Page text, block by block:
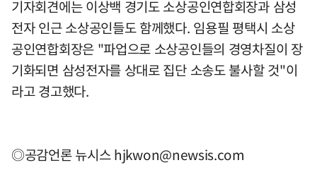
기자회견에는 이상백 경기도 소상공인연합회장과 삼성
전자 인근 소상공인들도 함께했다. 임용필 평택시 소상
공인연합회장은 "파업으로 소상공인들의 경영차질이 장
기화되면 삼성전자를 상대로 집단 소송도 불사할 것"이
라고 경고했다.
◎공감언론 뉴시스hjkwon@newsis.com